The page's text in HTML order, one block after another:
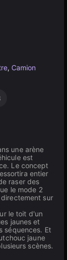
, Camion
une arène
est
Le concept
entier
raser des
le mode 2
sur
le toit d'un
jaunes et
séquences. Et
jaune
scènes.